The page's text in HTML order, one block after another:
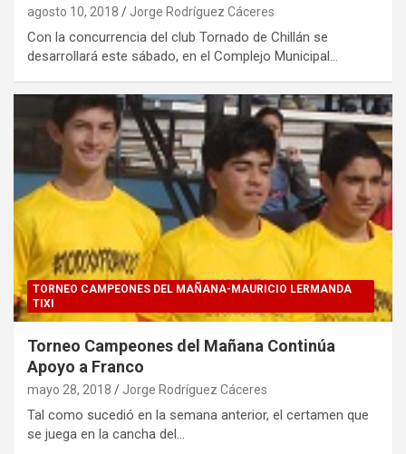
agosto 10, 2018 Jorge Rodríguez Cáceres
Con la concurrencia del club Tornado de Chillán se
desarrollará este sábado, en el Complejo Municipal…
TORNEO CAMPEONES DEL MAÑANA-MAURICIO LERMANDA
TIXI
Torneo Campeones del Mañana Continúa
Apoyo a Franco
mayo 28, 2018 Jorge Rodríguez Cáceres
Tal como sucedió en la semana anterior, el certamen que
se juega en la cancha del…